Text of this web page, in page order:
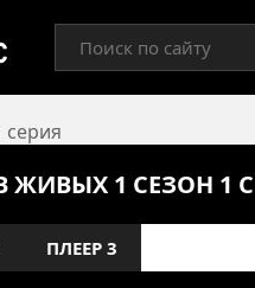
серия
ЖИВЫХ 1 СЕЗОН 1
ПЛЕЕР 3